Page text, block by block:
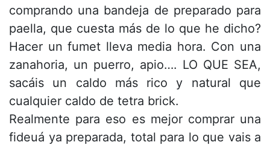
comprando una bandeja de preparado para
paella, que cuesta más de lo que he dicho?
Hacer un fumet lleva media hora. Con una
zanahoria, un puerro, apio…. LO QUE SEA,
sacáis un caldo más rico y natural que
cualquier caldo de tetra brick.
Realmente para eso es mejor comprar una
fideuá ya preparada, total para lo que vais a